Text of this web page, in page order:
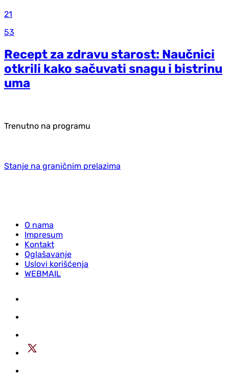
21
53
Recept za zdravu starost: Naučnici
otkrili kako sačuvati snagu i bistrinu
uma
Trenutno na programu
Stanje na graničnim prelazima
O nama
Impresum
Kontakt
Oglašavanje
Uslovi korišćenja
WEBMAIL